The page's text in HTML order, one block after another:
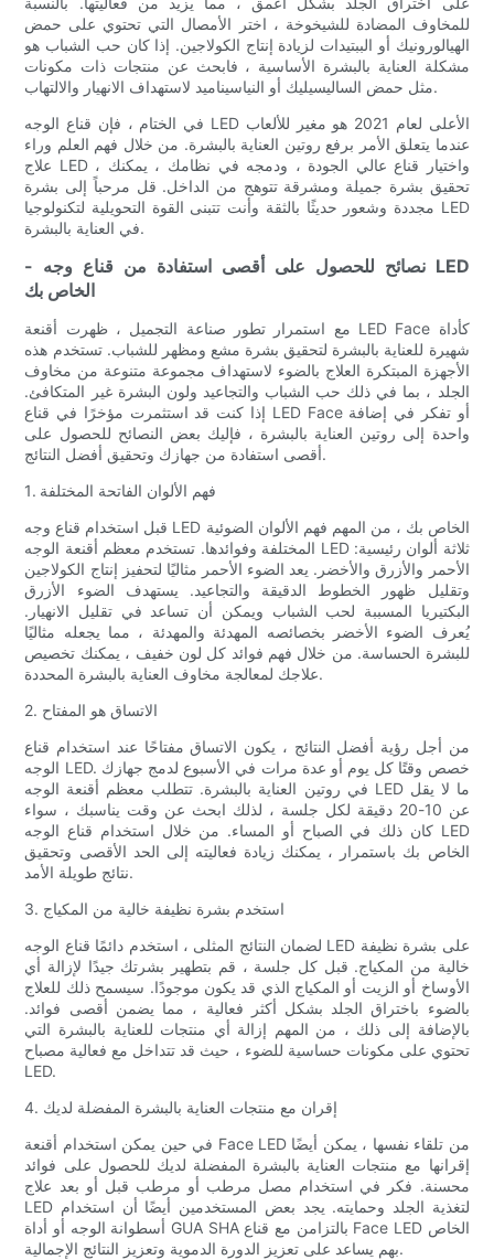
للمخاوف المضادة للشيخوخة ، اختر الأمصال التي تحتوي على حمض
الهيالورونيك أو الببتيدات لزيادة إنتاج الكولاجين. إذا كان حب الشباب هو
مشكلة العناية بالبشرة الأساسية ، فابحث عن منتجات ذات مكونات
مثل حمض الساليسيليك أو النياسيناميد لاستهداف الانهيار والالتهاب.
في الختام ، فإن قناع الوجه LED الأعلى لعام 2021 هو مغير للألعاب
عندما يتعلق الأمر برفع روتين العناية بالبشرة. من خلال فهم العلم وراء
علاج LED ، واختيار قناع عالي الجودة ، ودمجه في نظامك ، يمكنك
تحقيق بشرة جميلة ومشرقة تتوهج من الداخل. قل مرحباً إلى بشرة
مجددة وشعور حديثًا بالثقة وأنت تتبنى القوة التحويلية لتكنولوجيا LED
في العناية بالبشرة.
- نصائح للحصول على أقصى استفادة من قناع وجه LED
الخاص بك
مع استمرار تطور صناعة التجميل ، ظهرت أقنعة LED Face كأداة
شهيرة للعناية بالبشرة لتحقيق بشرة مشع ومظهر للشباب. تستخدم هذه
الأجهزة المبتكرة العلاج بالضوء لاستهداف مجموعة متنوعة من مخاوف
الجلد ، بما في ذلك حب الشباب والتجاعيد ولون البشرة غير المتكافئ.
إذا كنت قد استثمرت مؤخرًا في قناع LED Face أو تفكر في إضافة
واحدة إلى روتين العناية بالبشرة ، فإليك بعض النصائح للحصول على
أقصى استفادة من جهازك وتحقيق أفضل النتائج.
1. فهم الألوان الفاتحة المختلفة
قبل استخدام قناع وجه LED الخاص بك ، من المهم فهم الألوان الضوئية
المختلفة وفوائدها. تستخدم معظم أقنعة الوجه LED ثلاثة ألوان رئيسية:
الأحمر والأزرق والأخضر. يعد الضوء الأحمر مثاليًا لتحفيز إنتاج الكولاجين
وتقليل ظهور الخطوط الدقيقة والتجاعيد. يستهدف الضوء الأزرق
البكتيريا المسببة لحب الشباب ويمكن أن تساعد في تقليل الانهيار.
يُعرف الضوء الأخضر بخصائصه المهدئة والمهدئة ، مما يجعله مثاليًا
للبشرة الحساسة. من خلال فهم فوائد كل لون خفيف ، يمكنك تخصيص
علاجك لمعالجة مخاوف العناية بالبشرة المحددة.
2. الاتساق هو المفتاح
من أجل رؤية أفضل النتائج ، يكون الاتساق مفتاحًا عند استخدام قناع
الوجه LED. خصص وقتًا كل يوم أو عدة مرات في الأسبوع لدمج جهازك
في روتين العناية بالبشرة. تتطلب معظم أقنعة الوجه LED ما لا يقل
عن 10-20 دقيقة لكل جلسة ، لذلك ابحث عن وقت يناسبك ، سواء
كان ذلك في الصباح أو المساء. من خلال استخدام قناع الوجه LED
الخاص بك باستمرار ، يمكنك زيادة فعاليته إلى الحد الأقصى وتحقيق
نتائج طويلة الأمد.
3. استخدم بشرة نظيفة خالية من المكياج
لضمان النتائج المثلى ، استخدم دائمًا قناع الوجه LED على بشرة نظيفة
خالية من المكياج. قبل كل جلسة ، قم بتطهير بشرتك جيدًا لإزالة أي
الأوساخ أو الزيت أو المكياج الذي قد يكون موجودًا. سيسمح ذلك للعلاج
بالضوء باختراق الجلد بشكل أكثر فعالية ، مما يضمن أقصى فوائد.
بالإضافة إلى ذلك ، من المهم إزالة أي منتجات للعناية بالبشرة التي
تحتوي على مكونات حساسية للضوء ، حيث قد تتداخل مع فعالية مصباح
LED.
4. إقران مع منتجات العناية بالبشرة المفضلة لديك
في حين يمكن استخدام أقنعة Face LED من تلقاء نفسها ، يمكن أيضًا
إقرانها مع منتجات العناية بالبشرة المفضلة لديك للحصول على فوائد
محسنة. فكر في استخدام مصل مرطب أو مرطب قبل أو بعد علاج
LED لتغذية الجلد وحمايته. يجد بعض المستخدمين أيضًا أن استخدام
أسطوانة الوجه أو أداة GUA SHA بالتزامن مع قناع Face LED الخاص
بهم يساعد على تعزيز الدورة الدموية وتعزيز النتائج الإجمالية.